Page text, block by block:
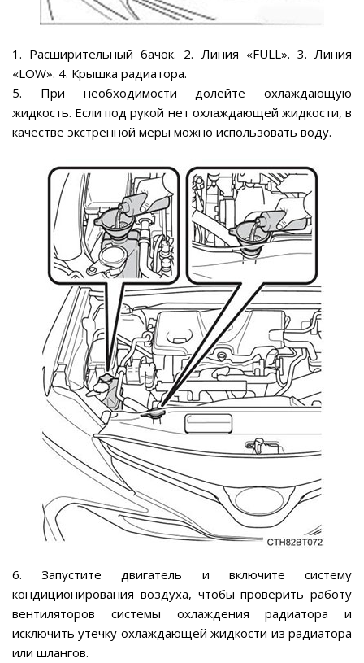
1. Расширительный бачок. 2. Линия «FULL». 3. Линия
«LOW». 4. Крышка радиатора.
5. При необходимости долейте охлаждающую
жидкость. Если под рукой нет охлаждающей жидкости, в
качестве экстренной меры можно использовать воду.
6. Запустите двигатель и включите систему
кондиционирования воздуха, чтобы проверить работу
вентиляторов системы охлаждения радиатора и
исключить утечку охлаждающей жидкости из радиатора
или шлангов.